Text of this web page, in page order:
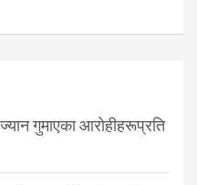
गुमाएका आरोहीहरूप्रति